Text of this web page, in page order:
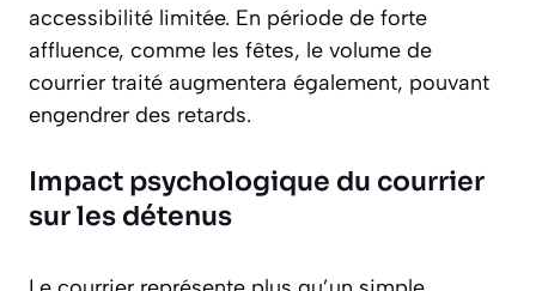
accessibilité limitée. En période de forte
affluence, comme les fêtes, le volume de
courrier traité augmentera également, pouvant
engendrer des retards.
Impact psychologique du courrier
sur les détenus